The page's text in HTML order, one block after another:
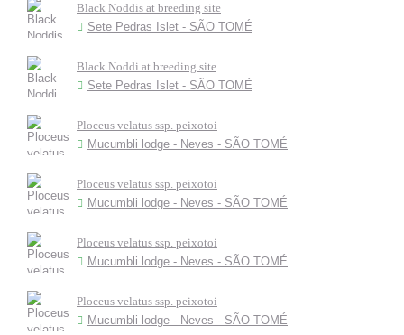
Black Noddis at breeding site
Sete Pedras Islet - SÃO TOMÉ
Black Noddi at breeding site
Sete Pedras Islet - SÃO TOMÉ
Ploceus velatus ssp. peixotoi
Mucumbli lodge - Neves - SÃO TOMÉ
Ploceus velatus ssp. peixotoi
Mucumbli lodge - Neves - SÃO TOMÉ
Ploceus velatus ssp. peixotoi
Mucumbli lodge - Neves - SÃO TOMÉ
Ploceus velatus ssp. peixotoi
Mucumbli lodge - Neves - SÃO TOMÉ